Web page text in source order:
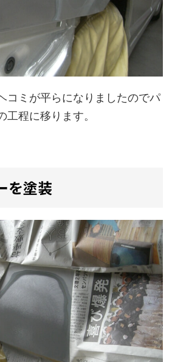
コミが平らになりましたのでパ
工程に移ります。
を塗装